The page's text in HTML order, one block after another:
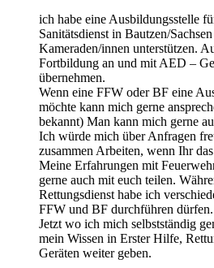
ich habe eine Ausbildungsstelle
Sanitätsdienst in Bautzen/
Kameraden/innen unterstützen.
Fortbildung an und mit AED –
übernehmen.
Wenn eine FFW oder BF eine
möchte kann mich gerne
bekannt) Man kann mich gerne
Ich würde mich über Anfragen
zusammen Arbeiten, wenn Ihr
Meine Erfahrungen mit
gerne auch mit euch teilen.
Rettungsdienst habe ich
FFW und BF durchführen dürfen.
Jetzt wo ich mich selbstständig
mein Wissen in Erster Hilfe,
Geräten weiter geben.